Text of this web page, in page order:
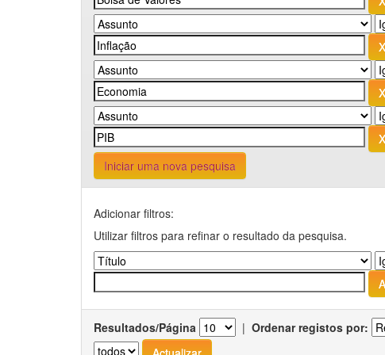
Iniciar uma nova pesquisa
Adicionar filtros:
Utilizar filtros para refinar o resultado da pesquisa.
Resultados/Página | Ordenar registos por: